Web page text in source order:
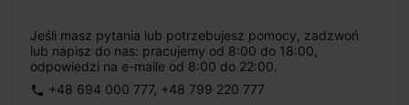
Jeśli masz pytania lub potrzebujesz pomocy, zadzwoń
lub napisz do nas: pracujemy od 8:00 do 18:00,
odpowiedzi na e-maile od 8:00 do 22:00.
phone +48 694 000 777, +48 799 220 777